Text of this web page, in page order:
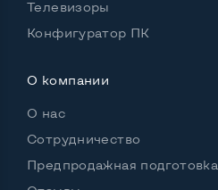
Телевизоры
Конфигуратор ПК
О компании
О нас
Сотрудничество
Предпродажная подготовка